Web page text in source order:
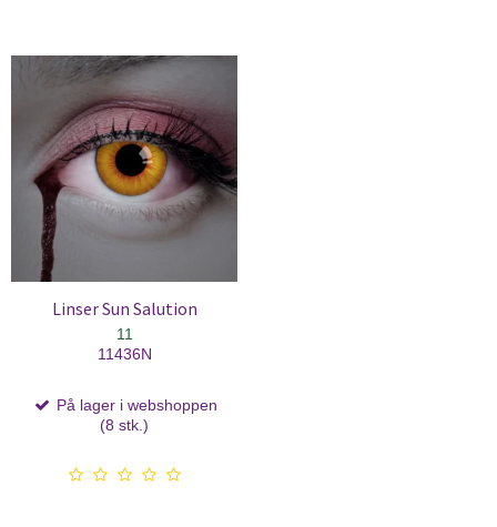
Linser Sun Salution
11
11436N
På lager i webshoppen
(8 stk.)